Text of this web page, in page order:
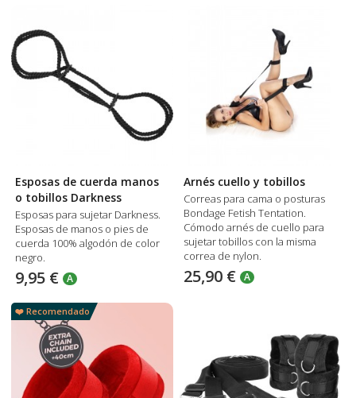
Esposas de cuerda manos
o tobillos Darkness
Esposas para sujetar Darkness.
Esposas de manos o pies de
cuerda 100% algodón de color
negro.
9,95 € A
Arnés cuello y tobillos
Correas para cama o posturas
Bondage Fetish Tentation.
Cómodo arnés de cuello para
sujetar tobillos con la misma
correa de nylon.
25,90 € A
❤️ Recomendado